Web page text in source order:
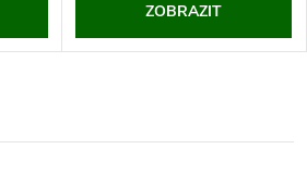
ZOBRAZIT